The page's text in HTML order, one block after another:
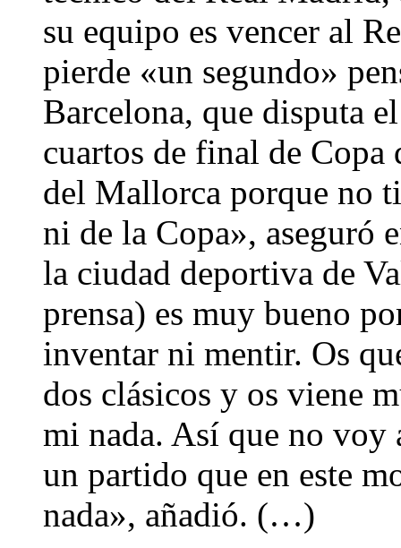
su equipo es vencer al
pierde «un segundo»
Barcelona, que disputa
cuartos de final de
del Mallorca porque no
ni de la Copa», aseguró
la ciudad deportiva de
prensa) es muy bueno
inventar ni mentir. Os
dos clásicos y os viene
mi nada. Así que no voy
un partido que en este
nada», añadió. (…)